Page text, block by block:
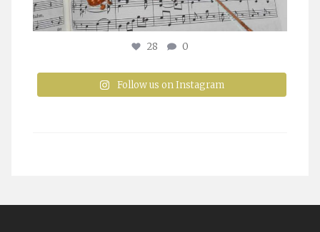
28 0
Follow us on Instagram